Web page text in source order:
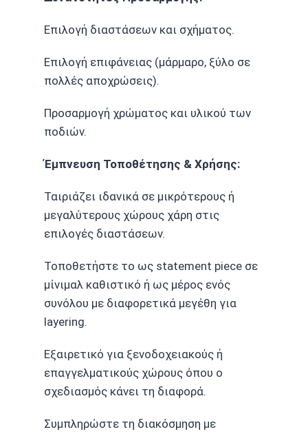
Επιλογή διαστάσεων και σχήματος.
Επιλογή επιφάνειας (μάρμαρο, ξύλο σε
πολλές αποχρώσεις).
Προσαρμογή χρώματος και υλικού των
ποδιών.
Έμπνευση Τοποθέτησης & Χρήσης:
Ταιριάζει ιδανικά σε μικρότερους ή
μεγαλύτερους χώρους χάρη στις
επιλογές διαστάσεων.
Τοποθετήστε το ως statement piece σε
μίνιμαλ καθιστικό ή ως μέρος ενός
συνόλου με διαφορετικά μεγέθη για
layering.
Εξαιρετικό για ξενοδοχειακούς ή
επαγγελματικούς χώρους όπου ο
σχεδιασμός κάνει τη διαφορά.
Συμπληρώστε τη διακόσμηση με